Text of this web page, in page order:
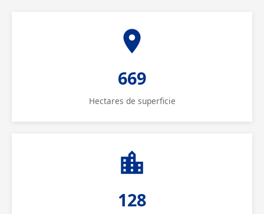
669
Hectares de superficie
128